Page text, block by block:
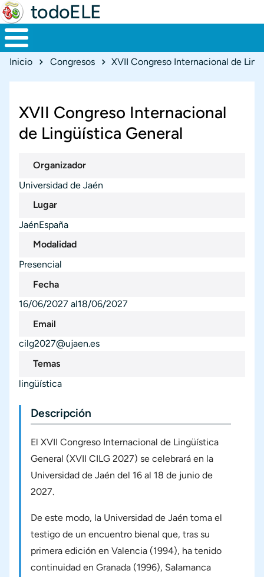
todoELE
Ruta de navegación
Inicio Congresos XVII Congreso Internacional de
XVII Congreso Internacional
de Lingüística General
Organizador
Universidad de Jaén
Lugar
Ciudad
JaénPaís
España
Modalidad
Presencial
Fecha
Fecha inicio
16/06/2027
Fecha final18/06/2027
Email
cilg2027@ujaen.es
Temas
lingüística
Descripción
El XVII Congreso Internacional de Lingüística
General (XVII CILG 2027) se celebrará en la
Universidad de Jaén del 16 al 18 de junio de
2027.
De este modo, la Universidad de Jaén toma el
testigo de un encuentro bienal que, tras su
primera edición en Valencia (1994), ha tenido
continuidad en Granada (1996), Salamanca